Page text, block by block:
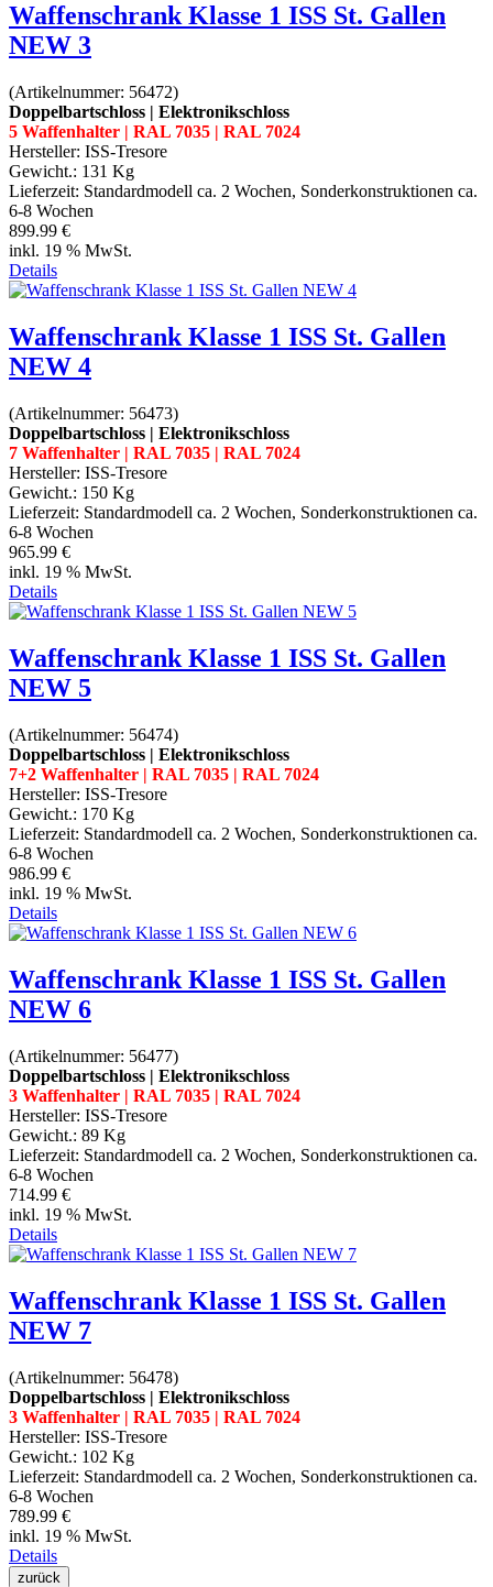
Waffenschrank Klasse 1 ISS St. Gallen
NEW 3
(Artikelnummer: 56472)
Doppelbartschloss | Elektronikschloss
5 Waffenhalter | RAL 7035 | RAL 7024
Hersteller: ISS-Tresore
Gewicht.: 131 Kg
Lieferzeit: Standardmodell ca. 2 Wochen, Sonderkonstruktionen ca.
6-8 Wochen
899.99 €
inkl. 19 % MwSt.
Details
Waffenschrank Klasse 1 ISS St. Gallen
NEW 4
(Artikelnummer: 56473)
Doppelbartschloss | Elektronikschloss
7 Waffenhalter | RAL 7035 | RAL 7024
Hersteller: ISS-Tresore
Gewicht.: 150 Kg
Lieferzeit: Standardmodell ca. 2 Wochen, Sonderkonstruktionen ca.
6-8 Wochen
965.99 €
inkl. 19 % MwSt.
Details
Waffenschrank Klasse 1 ISS St. Gallen
NEW 5
(Artikelnummer: 56474)
Doppelbartschloss | Elektronikschloss
7+2 Waffenhalter | RAL 7035 | RAL 7024
Hersteller: ISS-Tresore
Gewicht.: 170 Kg
Lieferzeit: Standardmodell ca. 2 Wochen, Sonderkonstruktionen ca.
6-8 Wochen
986.99 €
inkl. 19 % MwSt.
Details
Waffenschrank Klasse 1 ISS St. Gallen
NEW 6
(Artikelnummer: 56477)
Doppelbartschloss | Elektronikschloss
3 Waffenhalter | RAL 7035 | RAL 7024
Hersteller: ISS-Tresore
Gewicht.: 89 Kg
Lieferzeit: Standardmodell ca. 2 Wochen, Sonderkonstruktionen ca.
6-8 Wochen
714.99 €
inkl. 19 % MwSt.
Details
Waffenschrank Klasse 1 ISS St. Gallen
NEW 7
(Artikelnummer: 56478)
Doppelbartschloss | Elektronikschloss
3 Waffenhalter | RAL 7035 | RAL 7024
Hersteller: ISS-Tresore
Gewicht.: 102 Kg
Lieferzeit: Standardmodell ca. 2 Wochen, Sonderkonstruktionen ca.
6-8 Wochen
789.99 €
inkl. 19 % MwSt.
Details